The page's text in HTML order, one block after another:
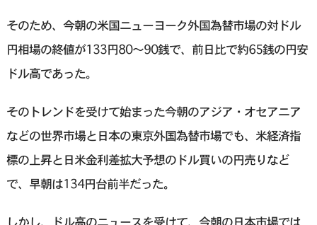
そのため、今朝の米国ニューヨーク外国為替市場の対ドル
円相場の終値が133円80～90銭で、前日比で約65銭の円安
ドル高であった。
そのトレンドを受けて始まった今朝のアジア・オセアニア
などの世界市場と日本の東京外国為替市場でも、米経済指
標の上昇と日米金利差拡大予想のドル買いの円売りなど
で、早朝は134円台前半だった。
しかし、ドル高のニュースを受けて、今朝の日本市場では